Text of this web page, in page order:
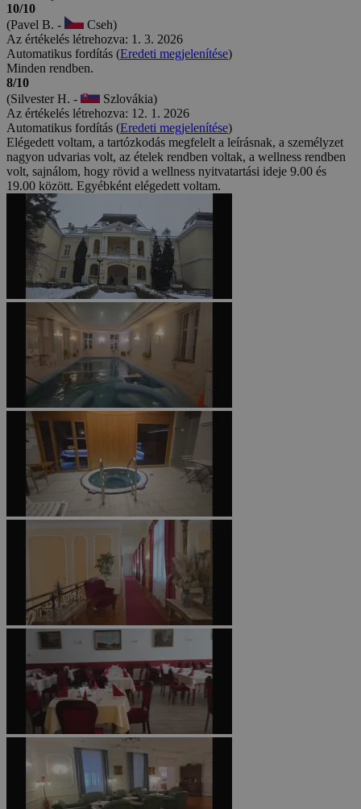
10/10
(Pavel B. -
Cseh)
Az értékelés létrehozva: 1. 3. 2026
Automatikus fordítás (Eredeti megjelenítése)
Minden rendben.
8/10
(Silvester H. -
Szlovákia)
Az értékelés létrehozva: 12. 1. 2026
Automatikus fordítás (Eredeti megjelenítése)
Elégedett voltam, a tartózkodás megfelelt a leírásnak, a személyzet
nagyon udvarias volt, az ételek rendben voltak, a wellness rendben
volt, sajnálom, hogy rövid a wellness nyitvatartási ideje 9.00 és
19.00 között. Egyébként elégedett voltam.